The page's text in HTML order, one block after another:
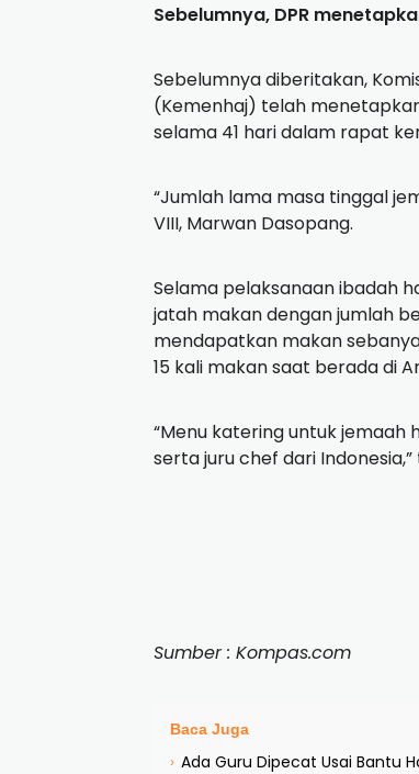
Sebelumnya, DPR
Sebelumnya diberitakan,
(Kemenhaj) telah
selama 41 hari dalam rapat
“Jumlah lama masa tinggal
VIII, Marwan Dasopang.
Selama pelaksanaan ibadah
jatah makan dengan jumlah
mendapatkan makan
15 kali makan saat berada di
“Menu katering untuk
serta juru chef dari
Sumber : Kompas.com
Baca Juga
› Ada Guru Dipecat Usai Bantu